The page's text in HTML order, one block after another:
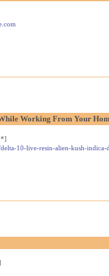
Working From Your
10-live-resin-alien-kush-indica-